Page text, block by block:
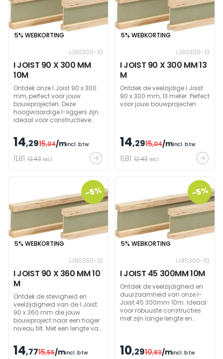
5% WEBKORTING
IJ90300-10
I JOIST 90 X 300 MM
10M
Ontdek onze I Joist 90 x 300
mm, perfect voor jouw
bouwprojecten. Deze
hoogwaardige I-liggers zijn
ideaal voor constructieve
van 10 meter en robuuste
afmetingen voor maximale
stabiliteit en ondersteuning.
14,2915,04/mincl. btw
11,81 12.43 excl.
5% WEBKORTING
IJ90300-13
I JOIST 90 X 300 MM 13
M
Ontdek de veelzijdige I Joist
90 x 300 mm, 13 meter. Perfect
voor jouw bouwprojecten.
14,2915,04/mincl. btw
11,81 12.43 excl.
-5%
5% WEBKORTING
IJ90360-10
I JOIST 90 X 360 MM 10
M
Ontdek de stevigheid en
veelzijdigheid van de I Joist
90 x 360 mm die jouw
bouwproject naar een hoger
niveau tilt. Met een lengte van
mogelijkheden voor zowel
professionals als doe-het-
14,7715,55/mincl. btw
-5%
5% WEBKORTING
IJ45300-10
I JOIST 45 300MM 10M
Ontdek de veelzijdigheid en
duurzaamheid van onze I-
Joist 45 300mm 10m. Ideaal
voor robuuste constructies
met zijn lange lengte en
10,2910,83/mincl. btw